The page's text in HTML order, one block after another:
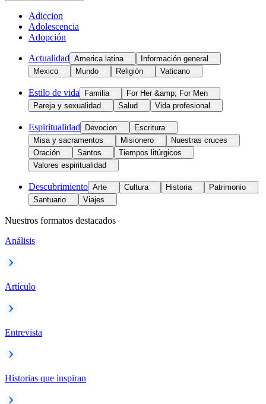
Adiccion
Adolescencia
Adopción
Actualidad America latina
Información general
Mexico
Mundo Religión Vaticano
Estilo de vida Familia
For Her &amp; For Men
Pareja y sexualidad
Salud Vida profesional
Espiritualidad Devocion
Escritura
Misa y sacramentos
Misionero
Nuestras cruces
Oración
Santos
Tiempos litúrgicos
Valores espiritualidad
Descubrimiento Arte Cultura Historia
Patrimonio
Santuario
Viajes
Nuestros formatos destacados
Análisis
Artículo
Entrevista
Historias que inspiran